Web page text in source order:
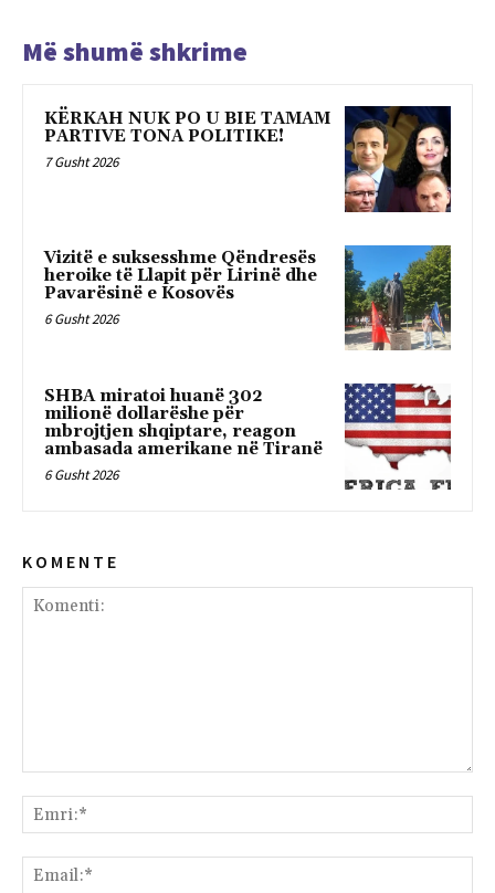
Më shumë shkrime
KËRKAH NUK PO U BIE TAMAM
PARTIVE TONA POLITIKE!
7 Gusht 2026
Vizitë e suksesshme Qëndresës
heroike të Llapit për Lirinë dhe
Pavarësinë e Kosovës
6 Gusht 2026
SHBA miratoi huanë 302
milionë dollarëshe për
mbrojtjen shqiptare, reagon
ambasada amerikane në Tiranë
6 Gusht 2026
K O M E N T E